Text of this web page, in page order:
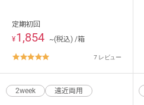
定期初回
¥1,854 ~(税込) /箱
5.0
rating
7 レビュー
2week 遠近両用